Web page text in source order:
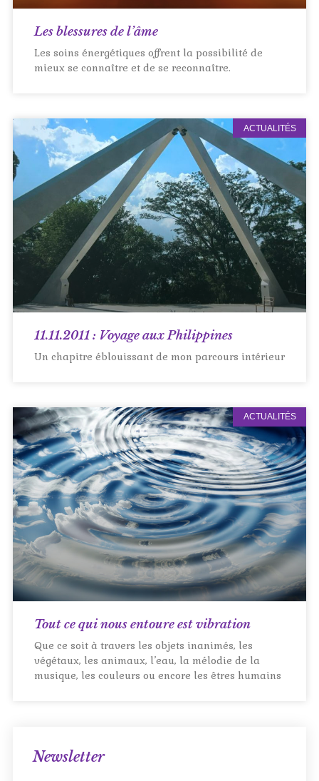
Les blessures de l’âme
Les soins énergétiques offrent la possibilité de
mieux se connaître et de se reconnaître.
ACTUALITÉS
11.11.2011 : Voyage aux Philippines
Un chapitre éblouissant de mon parcours intérieur
ACTUALITÉS
Tout ce qui nous entoure est vibration
Que ce soit à travers les objets inanimés, les
végétaux, les animaux, l’eau, la mélodie de la
musique, les couleurs ou encore les êtres humains
Newsletter